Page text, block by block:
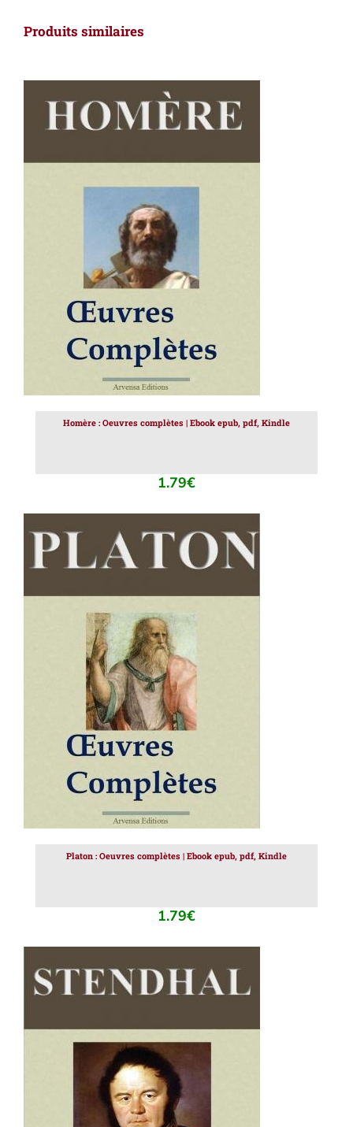
Produits similaires
AJOUTER AU PANIER /
Homère : Oeuvres complètes | Ebook epub, pdf, Kindle
1.79€
AJOUTER AU PANIER / DÉTAILS
Platon : Oeuvres complètes | Ebook epub, pdf, Kindle
1.79€
AJOUTER AU PANIER /